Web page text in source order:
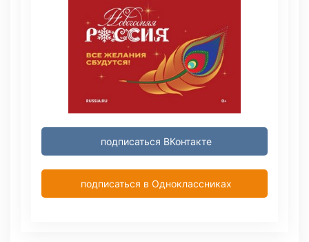
подписаться ВКонтакте
подписаться в Одноклассниках